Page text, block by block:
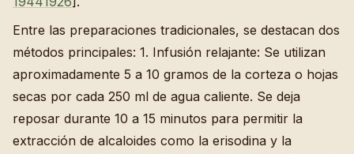
Entre las preparaciones tradicionales, se destacan dos
métodos principales: 1. Infusión relajante: Se utilizan
aproximadamente 5 a 10 gramos de la corteza o hojas
secas por cada 250 ml de agua caliente. Se deja
reposar durante 10 a 15 minutos para permitir la
extracción de alcaloides como la erisodina y la